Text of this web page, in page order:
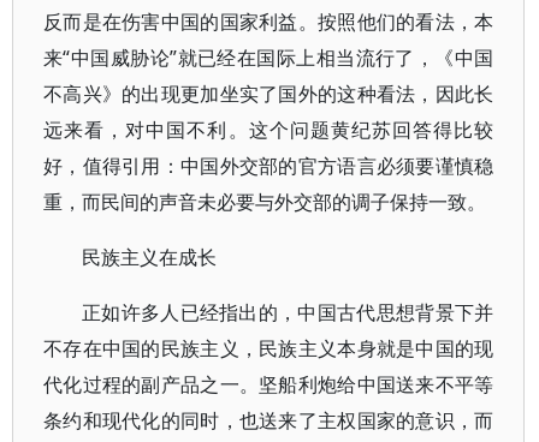
反而是在伤害中国的国家利益。按照他们的看法，本
来“中国威胁论”就已经在国际上相当流行了，《中国
不高兴》的出现更加坐实了国外的这种看法，因此长
远来看，对中国不利。这个问题黄纪苏回答得比较
好，值得引用：中国外交部的官方语言必须要谨慎稳
重，而民间的声音未必要与外交部的调子保持一致。
民族主义在成长
正如许多人已经指出的，中国古代思想背景下并
不存在中国的民族主义，民族主义本身就是中国的现
代化过程的副产品之一。坚船利炮给中国送来不平等
条约和现代化的同时，也送来了主权国家的意识，而